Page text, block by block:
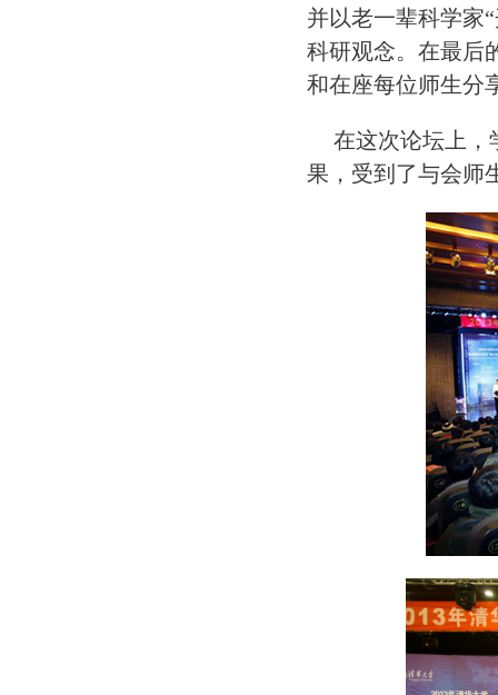
并以老一辈科学家
科研观念。在最后
和在座每位师生分
在这次论坛上，
果，受到了与会师